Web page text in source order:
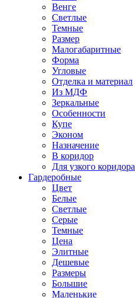
Венге
Светлые
Темные
Размер
Малогабаритные
Форма
Угловые
Отделка и материал
Из МДФ
Зеркальные
Особенности
Купе
Эконом
Назначение
В коридор
Для узкого коридора
Гардеробные
Цвет
Белые
Светлые
Серые
Темные
Цена
Элитные
Дешевые
Размеры
Большие
Маленькие